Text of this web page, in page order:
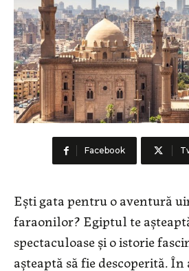
Facebook
Ești gata pentru o aventură
faraonilor? Egiptul te
spectaculoase și o istorie
așteaptă să fie descoperită.